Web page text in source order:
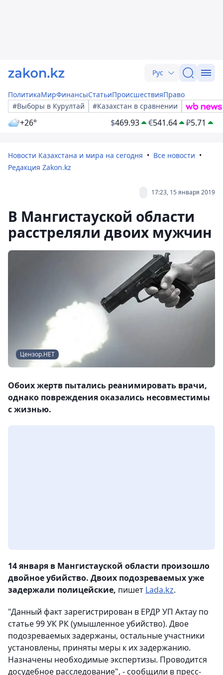
Рус
ПолитикаМирФинансыСтатьиПроисшествияПраво
#Выборы в Курултай
#Казахстан в сравнении
+26° $469.93 €541.64 ₽5.71
Новости Казахстана и мира на сегодня
Все новости
Редакция Zakon.kz
17:23, 15 января 2019
В Мангистауской области
расстреляли двоих мужчин
Цензор.НЕТ
Обоих жертв пытались реанимировать врачи,
однако повреждения оказались несовместимы
с жизнью.
14 января в Мангистауской области произошло
двойное убийство. Двоих подозреваемых уже
задержали полицейские, пишет Lada.kz.
"Данный факт зарегистрирован в ЕРДР УП Актау по
статье 99 УК РК (умышленное убийство). Двое
подозреваемых задержаны, остальные участники
установлены, приняты меры к их задержанию.
Назначены необходимые экспертизы. Проводится
досудебное расследование", - сообщили в пресс-